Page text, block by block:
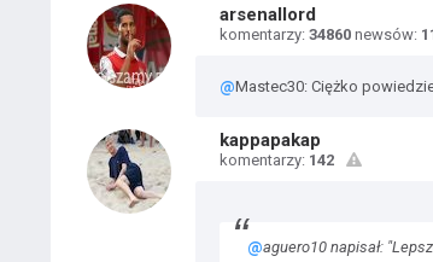
arsenallord
komentarzy: 34860 newsów:
@Mastec30: Ciężko
kappapakap
komentarzy: 142
@aguero10 napisał: